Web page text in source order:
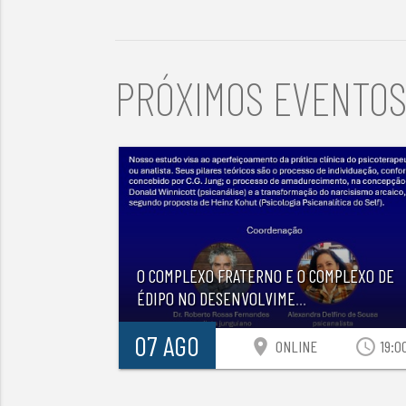
PRÓXIMOS EVENTOS
O COMPLEXO FRATERNO E O COMPLEXO DE
ÉDIPO NO DESENVOLVIME ...
07 AGO location_on ONLINE access_time